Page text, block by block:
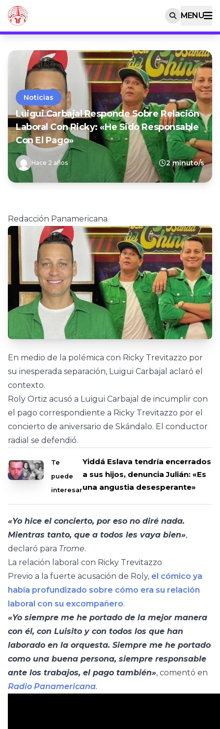
MENU
Noticias
Luigui Carbajal Responde Sobre Relación
Laboral Con Ricky: «He Sido Responsable
Con El Pago»
Hace 2 años 2 minuto/s
Redacción Panamericana
En medio de la polémica con Ricky Trevitazzo por
su inesperada separación, Luigui Carbajal aclaró el
contexto.
Roly Ortiz acusó a Luigui Carbajal de incumplir con
el pago correspondiente a Ricky Trevitazzo por el
concierto de aniversario de Skándalo. El conductor
radial se defendió.
Te
puede
interesar
Yiddá Eslava tendría encerrados
a sus hijos, denuncia Julián: «Es
una angustia desesperante»
«Yo hice el concierto, por eso no diré nada.
Mientras tanto, que a todos les vaya bien»,
declaró para Trome.
La relación laboral con Ricky Trevitazzo
Previo a la fuerte acusación de Roly, el cómico ya
había profundizado sobre cómo era su relación
laboral con su excompañero.
«Yo siempre me he portado de la mejor manera
con él, con Luisito y con todos los que han
laborado en la orquesta. Siempre me he portado
como una buena persona, siempre responsable
ante los trabajos, el pago también», comentó en
Radio Panamericana.